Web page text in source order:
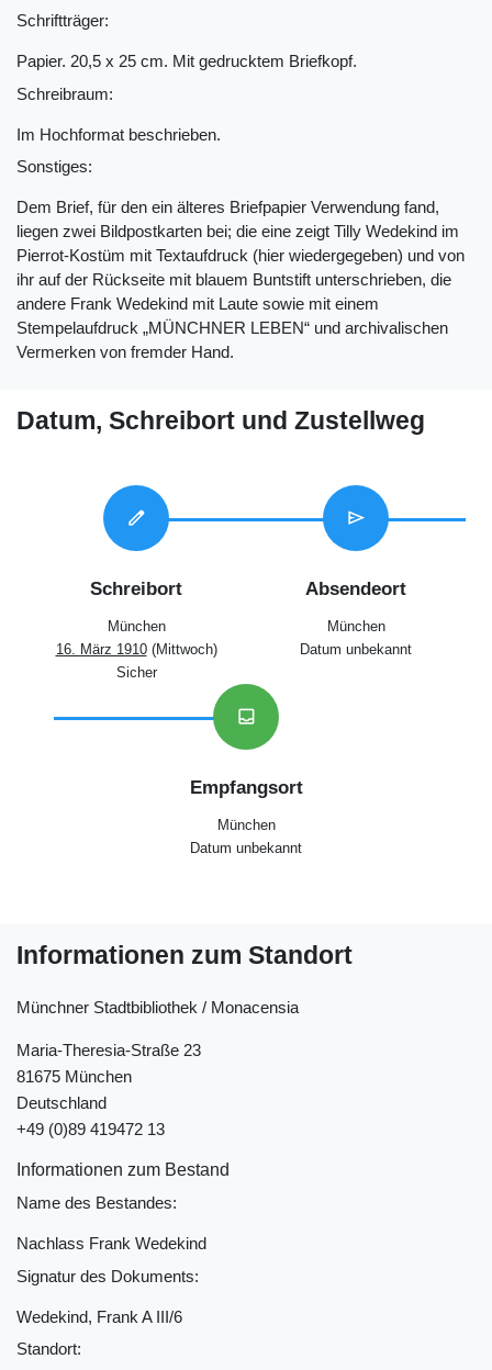
Schriftträger:
Papier. 20,5 x 25 cm. Mit gedrucktem Briefkopf.
Schreibraum:
Im Hochformat beschrieben.
Sonstiges:
Dem Brief, für den ein älteres Briefpapier Verwendung fand,
liegen zwei Bildpostkarten bei; die eine zeigt Tilly Wedekind im
Pierrot-Kostüm mit Textaufdruck (hier wiedergegeben) und von
ihr auf der Rückseite mit blauem Buntstift unterschrieben, die
andere Frank Wedekind mit Laute sowie mit einem
Stempelaufdruck „MÜNCHNER LEBEN“ und archivalischen
Vermerken von fremder Hand.
Datum, Schreibort und Zustellweg
edit
Schreibort
München
16. März 1910(Mittwoch)
Sicher
send
Absendeort
München
Datum unbekannt
inbox
Empfangsort
München
Datum unbekannt
Informationen zum Standort
Münchner Stadtbibliothek / Monacensia
Maria-Theresia-Straße 23
81675 München
Deutschland
+49 (0)89 419472 13
Informationen zum Bestand
Name des Bestandes:
Nachlass Frank Wedekind
Signatur des Dokuments:
Wedekind, Frank A III/6
Standort: